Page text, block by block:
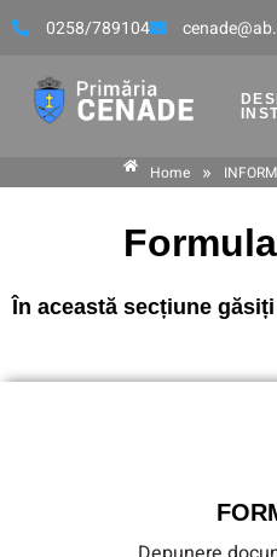
0258/789104
Home »
În această secțiune